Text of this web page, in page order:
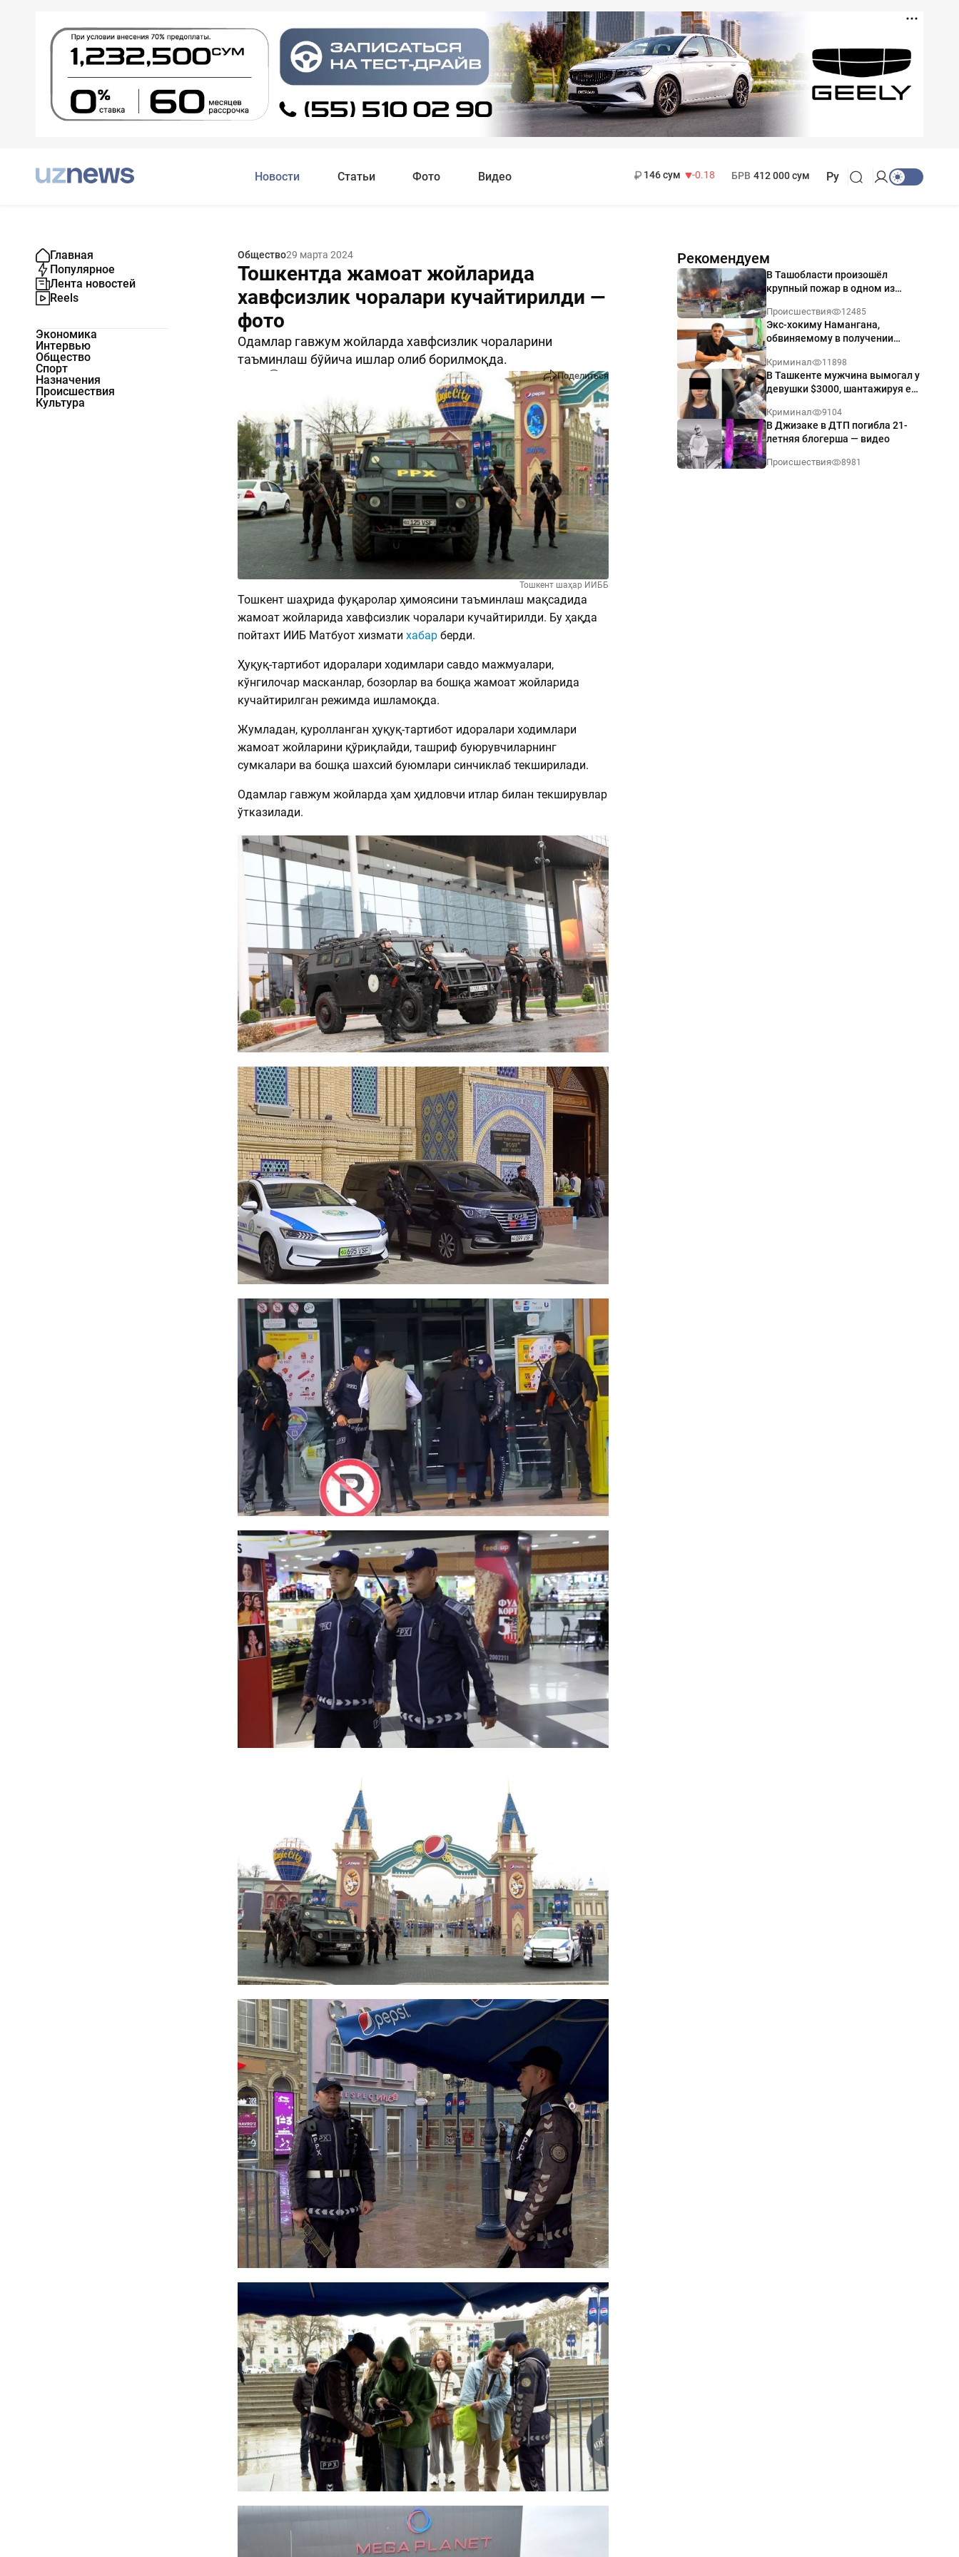
Новости Статьи Фото Видео
146 сум
-0.18
БРВ 412 000 сум Ру
Главная
Популярное
Лента новостей
Reels
Экономика
Интервью
Общество
Спорт
Назначения
Происшествия
Культура
Общество29 марта 2024
Тошкентда жамоат жойларида
хавфсизлик чоралари кучайтирилди —
фото
Одамлар гавжум жойларда хавфсизлик чораларини
таъминлаш бўйича ишлар олиб борилмоқда.
Поделиться
Тошкент шаҳар ИИББ
Тошкент шаҳрида фуқаролар ҳимоясини таъминлаш мақсадида
жамоат жойларида хавфсизлик чоралари кучайтирилди. Бу ҳақда
пойтахт ИИБ Матбуот хизмати хабар берди.
Ҳуқуқ-тартибот идоралари ходимлари савдо мажмуалари,
кўнгилочар масканлар, бозорлар ва бошқа жамоат жойларида
кучайтирилган режимда ишламоқда.
Жумладан, қуролланган ҳуқуқ-тартибот идоралари ходимлари
жамоат жойларини қўриқлайди, ташриф буюрувчиларнинг
сумкалари ва бошқа шахсий буюмлари синчиклаб текширилади.
Одамлар гавжум жойларда ҳам ҳидловчи итлар билан текширувлар
ўтказилади.
Рекомендуем
В Ташобласти произошёл
крупный пожар в одном из
Происшествия 12485
Экс-хокиму Намангана,
обвиняемому в получении
приговор
Криминал 11898
В Ташкенте мужчина вымогал у
девушки $3000, шантажируя её
Криминал 9104
В Джизаке в ДТП погибла 21-
летняя блогерша — видео
Происшествия 8981